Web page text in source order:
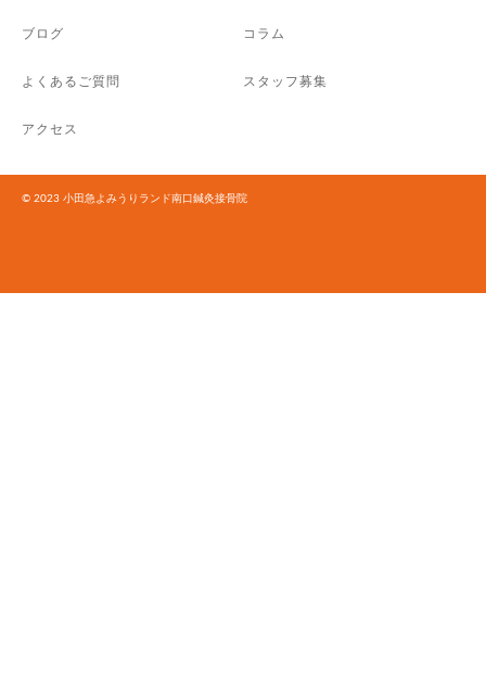
ブログ コラム
よくあるご質問 スタッフ募集
アクセス
© 2023 小田急よみうりランド南口鍼灸接骨院